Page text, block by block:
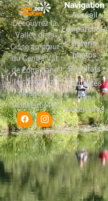
Découvrez la
Vallée de la
Cisse au cœur
du Centre Val
de Loire dans
le charmant
village de
Molineuf (41)
Navigation
Accueil
Les parcours
Galerie
photos
Résultats
Actualités
Nos
partenaires